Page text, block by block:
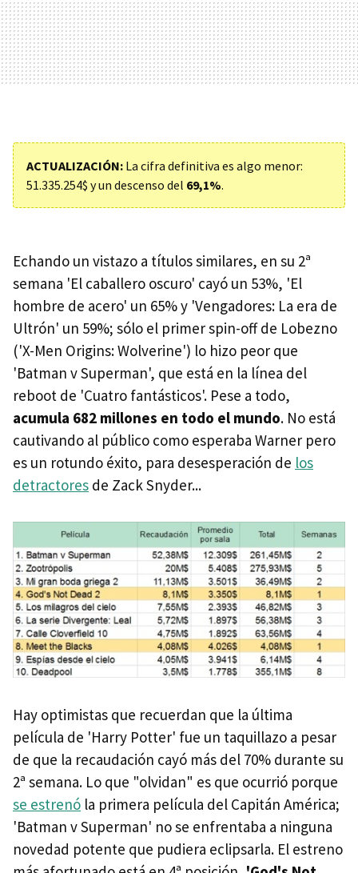
ACTUALIZACIÓN: La cifra definitiva es algo menor:
51.335.254$ y un descenso del 69,1%.
Echando un vistazo a títulos similares, en su 2ª
semana 'El caballero oscuro' cayó un 53%, 'El
hombre de acero' un 65% y 'Vengadores: La era de
Ultrón' un 59%; sólo el primer spin-off de Lobezno
('X-Men Origins: Wolverine') lo hizo peor que
'Batman v Superman', que está en la línea del
reboot de 'Cuatro fantásticos'. Pese a todo,
acumula 682 millones en todo el mundo. No está
cautivando al público como esperaba Warner pero
es un rotundo éxito, para desesperación de los
detractores de Zack Snyder...
Hay optimistas que recuerdan que la última
película de 'Harry Potter' fue un taquillazo a pesar
de que la recaudación cayó más del 70% durante su
2ª semana. Lo que "olvidan" es que ocurrió porque
se estrenó la primera película del Capitán América;
'Batman v Superman' no se enfrentaba a ninguna
novedad potente que pudiera eclipsarla. El estreno